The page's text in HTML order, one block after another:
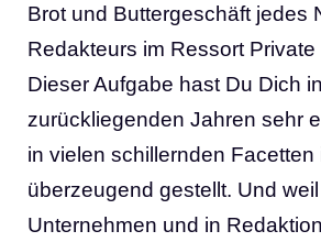
Brot und Buttergeschäft jedes
Redakteurs im Ressort
Dieser Aufgabe hast Du Dich
zurückliegenden Jahren sehr
in vielen schillernden Facetten
überzeugend gestellt. Und
Unternehmen und in